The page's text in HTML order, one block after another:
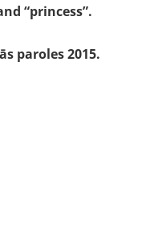
“princess”.
paroles 2015.